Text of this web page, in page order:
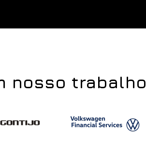
nosso trabalho